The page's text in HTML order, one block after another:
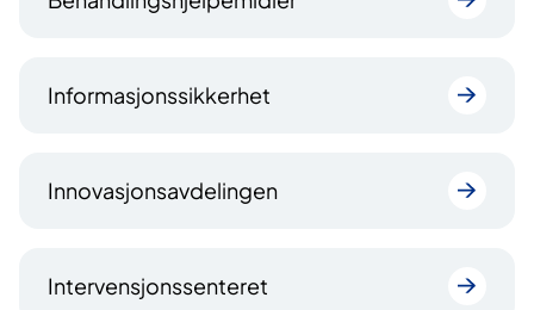
Informasjonssikkerhet
Innovasjonsavdelingen
Intervensjonssenteret